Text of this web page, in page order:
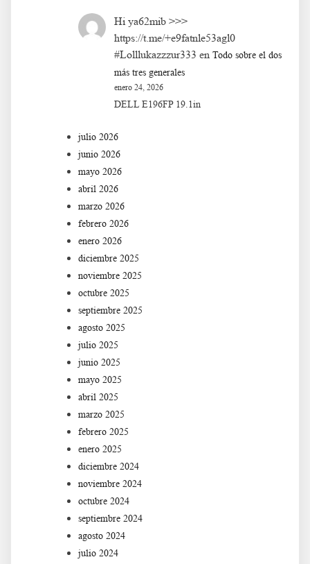
Hi ya62mib >>>
https://t.me/+e9fatnle53agl0
#Lolllukazzzur333 en Todo sobre el dos
más tres generales
enero 24, 2026
DELL E196FP 19.1in
julio 2026
junio 2026
mayo 2026
abril 2026
marzo 2026
febrero 2026
enero 2026
diciembre 2025
noviembre 2025
octubre 2025
septiembre 2025
agosto 2025
julio 2025
junio 2025
mayo 2025
abril 2025
marzo 2025
febrero 2025
enero 2025
diciembre 2024
noviembre 2024
octubre 2024
septiembre 2024
agosto 2024
julio 2024